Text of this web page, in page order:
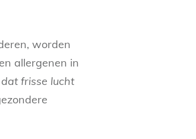
worden
allergenen in
frisse lucht